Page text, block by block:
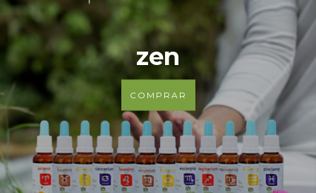
zen
COMPRAR